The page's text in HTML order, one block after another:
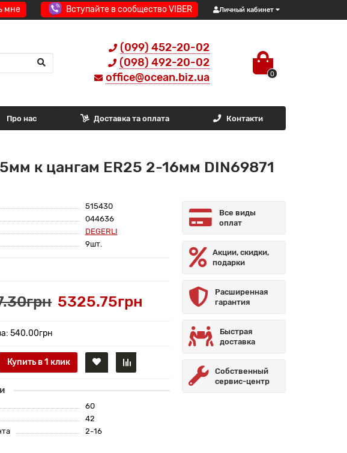
мне Вступайте в сообщество VIBER Личный кабинет
(099) 452-20-02
(098) 492-20-02
office@ocean.biz.ua
0
Про нас Доставка та оплата Контакти
к цангам ER25 2-16мм DIN69871
515430
044636
DEGERLI
9шт.
5325.75грн
540.00грн
Купить в 1 клик
60
42
2-16
Все виды
оплат
Акции, скидки,
подарки
Расширенная
гарантия
Быстрая
доставка
Собственный
сервис-центр